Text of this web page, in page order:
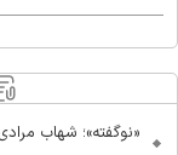
«نوگفته»؛ شهاب